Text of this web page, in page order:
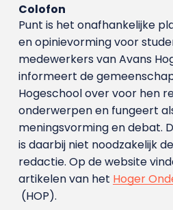
Colofon
Punt is het onafhankelijke
en opinievorming voor
medewerkers van Avans
informeert de
Hogeschool over voor hen
onderwerpen en fungeert
meningsvorming en debat.
is daarbij niet noodzakelijk
redactie. Op de website
artikelen van het Hoger
(HOP).